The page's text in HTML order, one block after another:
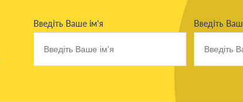
Введіть Ваше ім'я Введіть